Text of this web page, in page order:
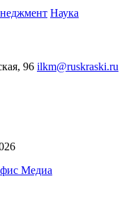
Наука
96 ilkm@ruskraski.ru
Медиа